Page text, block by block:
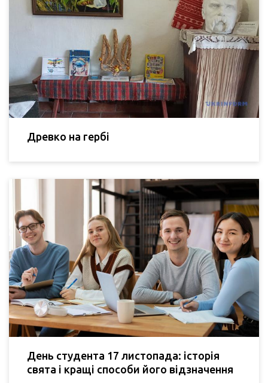
Древко на гербі
День студента 17 листопада: історія
свята і кращі способи його відзначення